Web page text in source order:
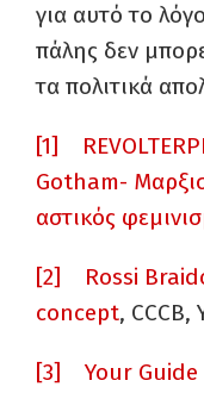
για αυτό το
πάλης δεν
τα πολιτικά
[1]
Gotham-
αστικός
[2]
Rossi
concept, CCCB,
[3]
Your Guide